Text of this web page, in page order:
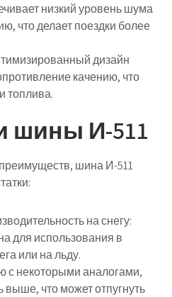
низкий уровень шума
что делает поездки более
дизайн
качению, что
топлива.
шины И-511
шина И-511
на снегу:
для использования в
или на льду.
с некоторыми аналогами,
что может отпугнуть